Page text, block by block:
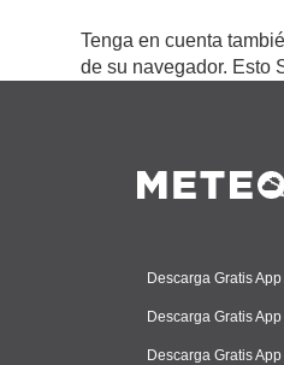
Tenga en cuenta
de su navegador. Esto
Descarga Gratis
Descarga Gratis
Descarga Gratis